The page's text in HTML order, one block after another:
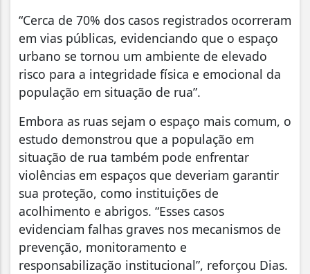
“Cerca de 70% dos casos registrados ocorreram
em vias públicas, evidenciando que o espaço
urbano se tornou um ambiente de elevado
risco para a integridade física e emocional da
população em situação de rua”.
Embora as ruas sejam o espaço mais comum, o
estudo demonstrou que a população em
situação de rua também pode enfrentar
violências em espaços que deveriam garantir
sua proteção, como instituições de
acolhimento e abrigos. “Esses casos
evidenciam falhas graves nos mecanismos de
prevenção, monitoramento e
responsabilização institucional”, reforçou Dias.